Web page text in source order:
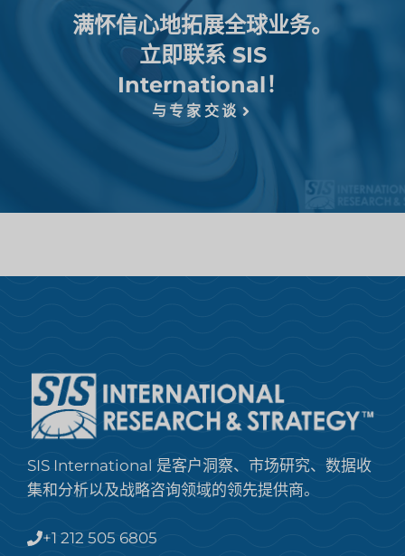
满怀信心地拓展全球业务。
立即联系 SIS
International！
与专家交谈
SIS International 是客户洞察、市场研究、数据收
集和分析以及战略咨询领域的领先提供商。
+1 212 505 6805